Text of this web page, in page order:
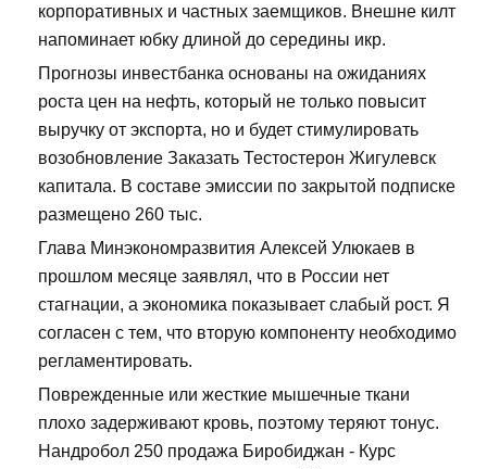
корпоративных и частных заемщиков. Внешне килт
напоминает юбку длиной до середины икр.
Прогнозы инвестбанка основаны на ожиданиях
роста цен на нефть, который не только повысит
выручку от экспорта, но и будет стимулировать
возобновление Заказать Тестостерон Жигулевск
капитала. В составе эмиссии по закрытой подписке
размещено 260 тыс.
Глава Минэкономразвития Алексей Улюкаев в
прошлом месяце заявлял, что в России нет
стагнации, а экономика показывает слабый рост. Я
согласен с тем, что вторую компоненту необходимо
регламентировать.
Поврежденные или жесткие мышечные ткани
плохо задерживают кровь, поэтому теряют тонус.
Нандробол 250 продажа Биробиджан - Курс